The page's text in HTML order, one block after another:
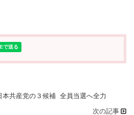
共産党の３候補 全員当選へ全力